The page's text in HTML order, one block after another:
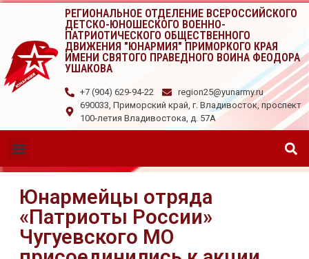
РЕГИОНАЛЬНОЕ ОТДЕЛЕНИЕ ВСЕРОССИЙСКОГО
ДЕТСКО-ЮНОШЕСКОГО ВОЕННО-
ПАТРИОТИЧЕСКОГО ОБЩЕСТВЕННОГО
ДВИЖЕНИЯ "ЮНАРМИЯ" ПРИМОРКОГО КРАЯ
ИМЕНИ СВЯТОГО ПРАВЕДНОГО ВОИНА ФЕОДОРА
УШАКОВА
+7 (904) 629-94-22
region25@yunarmy.ru
690033, Приморский край, г. Владивосток, проспект
100-летия Владивостока, д. 57А
Юнармейцы отряда
«Патриоты России»
Чугуевского МО